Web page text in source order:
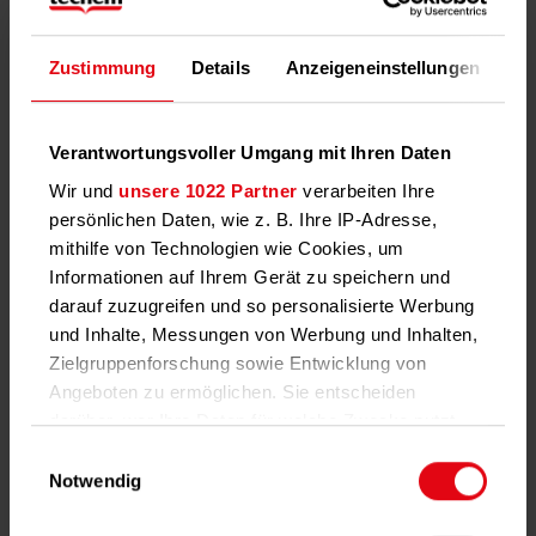
Zustimmung Details Anzeigeneinstellungen
Verantwortungsvoller Umgang mit Ihren Daten
Wir und unsere 1022 Partner verarbeiten Ihre
persönlichen Daten, wie z. B. Ihre IP-Adresse,
mithilfe von Technologien wie Cookies, um
Informationen auf Ihrem Gerät zu speichern und
darauf zuzugreifen und so personalisierte Werbung
und Inhalte, Messungen von Werbung und Inhalten,
Zielgruppenforschung sowie Entwicklung von
Angeboten zu ermöglichen. Sie entscheiden
darüber, wer Ihre Daten für welche Zwecke nutzt.
Cookie-Erklärung oder durch Klicken auf das
Privacy Trigger Symbol ändern oder widerrufen
Notwendig
Zum
Elektroschemas
unserem Produktesortiment.